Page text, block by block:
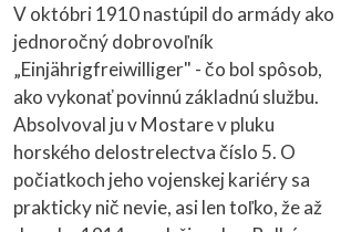
V októbri 1910 nastúpil do armády ako
jednoročný dobrovoľník
„Einjährigfreiwilliger" - čo bol spôsob,
ako vykonať povinnú základnú službu.
Absolvoval ju v Mostare v pluku
horského delostrelectva číslo 5. O
počiatkoch jeho vojenskej kariéry sa
prakticky nič nevie, asi len toľko, že až